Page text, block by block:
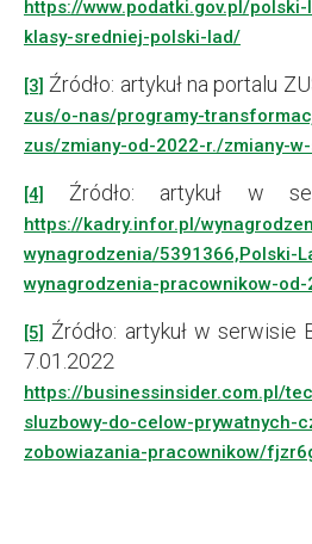
https://www.podatki.gov.pl/
klasy-sredniej-polski-lad/
[3] Źródło: artykuł na portalu
zus/o-nas/programy-
zus/zmiany-od-2022-r./zmiany-
[4] Źródło: artykuł w
https://kadry.infor.pl/
wynagrodzenia/5391366,Polski-
wynagrodzenia-pracownikow-od-
[5] Źródło: artykuł w serwisie
https://businessinsider.com.pl/
sluzbowy-do-celow-prywatnych-
zobowiazania-pracownikow/